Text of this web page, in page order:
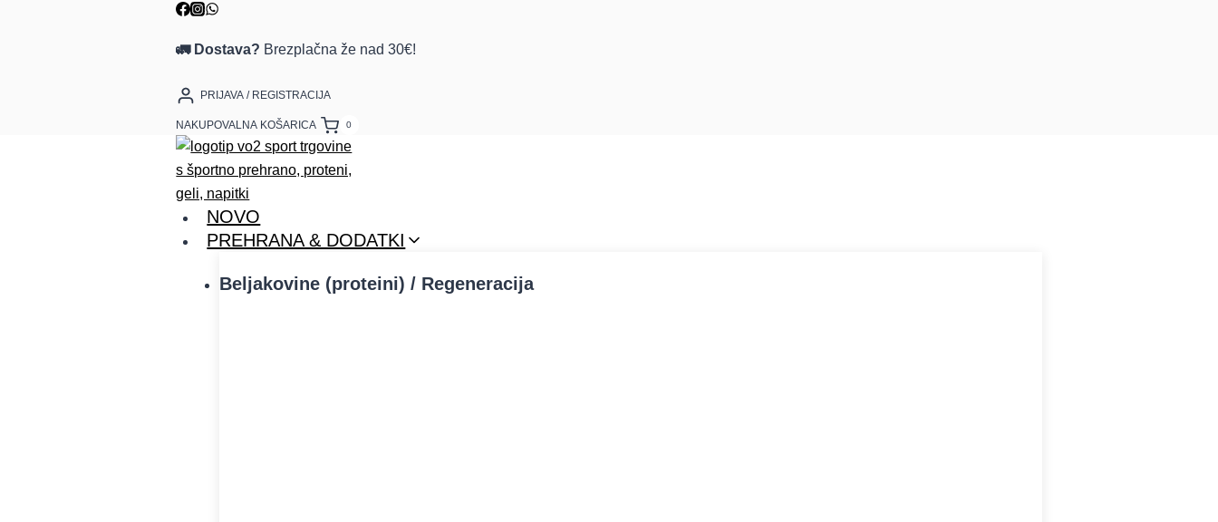
🚛 Dostava? Brezplačna že nad 30€!
PRIJAVA / REGISTRACIJA
NAKUPOVALNA KOŠARICA 0
NOVO
PREHRANA & DODATKI
Beljakovine (proteini) / Regeneracija